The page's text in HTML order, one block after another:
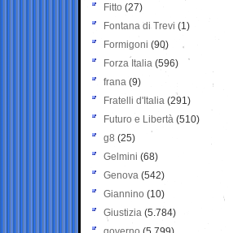
Fitto (27)
Fontana di Trevi (1)
Formigoni (90)
Forza Italia (596)
frana (9)
Fratelli d'Italia (291)
Futuro e Libertà (510)
g8 (25)
Gelmini (68)
Genova (542)
Giannino (10)
Giustizia (5.784)